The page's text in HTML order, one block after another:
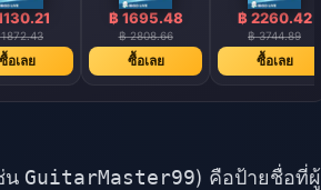
ซื้อเลย
฿ 1695.48
฿ 2808.66
ซื้อเลย
฿ 2260.42
฿ 3744.89
ซื้อเลย
น GuitarMaster99) คือป้ายชื่อที่ผู้